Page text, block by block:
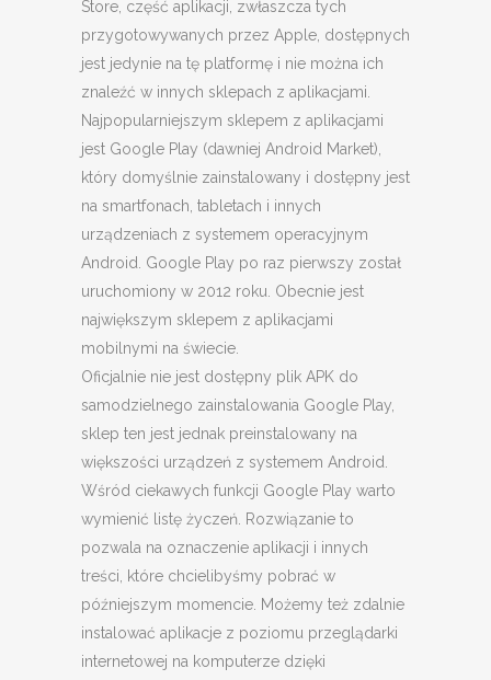
Store, część aplikacji, zwłaszcza tych
przygotowywanych przez Apple, dostępnych
jest jedynie na tę platformę i nie można ich
znaleźć w innych sklepach z aplikacjami.
Najpopularniejszym sklepem z aplikacjami
jest Google Play (dawniej Android Market),
który domyślnie zainstalowany i dostępny jest
na smartfonach, tabletach i innych
urządzeniach z systemem operacyjnym
Android. Google Play po raz pierwszy został
uruchomiony w 2012 roku. Obecnie jest
największym sklepem z aplikacjami
mobilnymi na świecie.
Oficjalnie nie jest dostępny plik APK do
samodzielnego zainstalowania Google Play,
sklep ten jest jednak preinstalowany na
większości urządzeń z systemem Android.
Wśród ciekawych funkcji Google Play warto
wymienić listę życzeń. Rozwiązanie to
pozwala na oznaczenie aplikacji i innych
treści, które chcielibyśmy pobrać w
późniejszym momencie. Możemy też zdalnie
instalować aplikacje z poziomu przeglądarki
internetowej na komputerze dzięki